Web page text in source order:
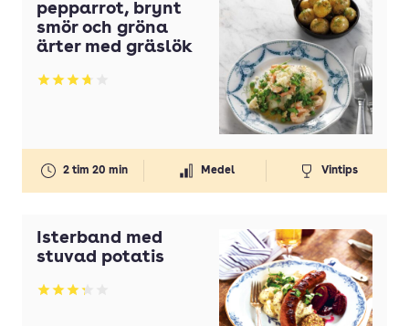
pepparrot, brynt
smör och gröna
ärter med gräslök
Betyg: 3.75 av 5
2 tim 20 min Medel Vintips
Isterband med
stuvad potatis
Betyg: 3.29 av 5